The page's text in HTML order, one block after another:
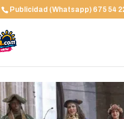
Publicidad (Whatsapp) 675 54